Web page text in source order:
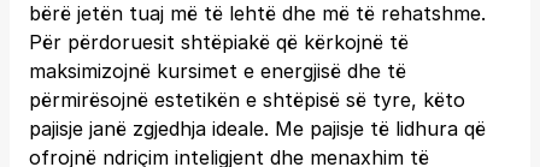
bërë jetën tuaj më të lehtë dhe më të rehatshme.
Për përdoruesit shtëpiakë që kërkojnë të
maksimizojnë kursimet e energjisë dhe të
përmirësojnë estetikën e shtëpisë së tyre, këto
pajisje janë zgjedhja ideale. Me pajisje të lidhura që
ofrojnë ndriçim inteligjent dhe menaxhim të